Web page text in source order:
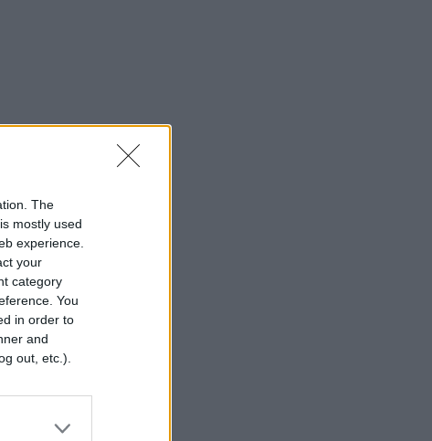
The
mostly used
experience.
your
category
You
in order to
and
out, etc.).